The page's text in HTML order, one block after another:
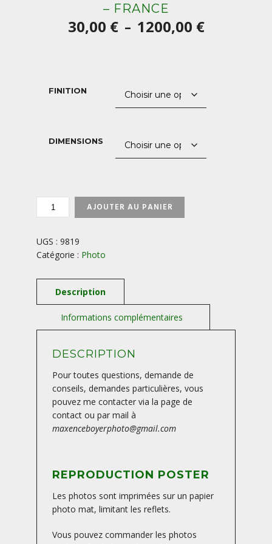
– FRANCE
30,00 € – 1200,00 €Plage
à
FINITION
DIMENSIONS
QUANTITÉ
DE
DE
GUERY
AJOUTER AU PANIER
UGS : 9819
Catégorie : Photo
DESCRIPTION
Pour toutes questions, demande de
conseils, demandes particulières, vous
pouvez me contacter via la page de
contact ou par mail à
maxenceboyerphoto@gmail.com
REPRODUCTION POSTER
Les photos sont imprimées sur un papier
photo mat, limitant les reflets.
Vous pouvez commander les photos